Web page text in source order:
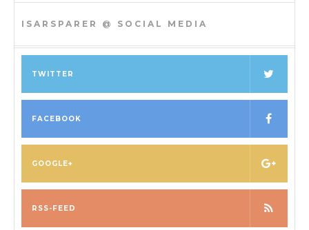
ISARSPARER @ SOCIAL MEDIA
TWITTER
FACEBOOK
GOOGLE+
RSS-FEED